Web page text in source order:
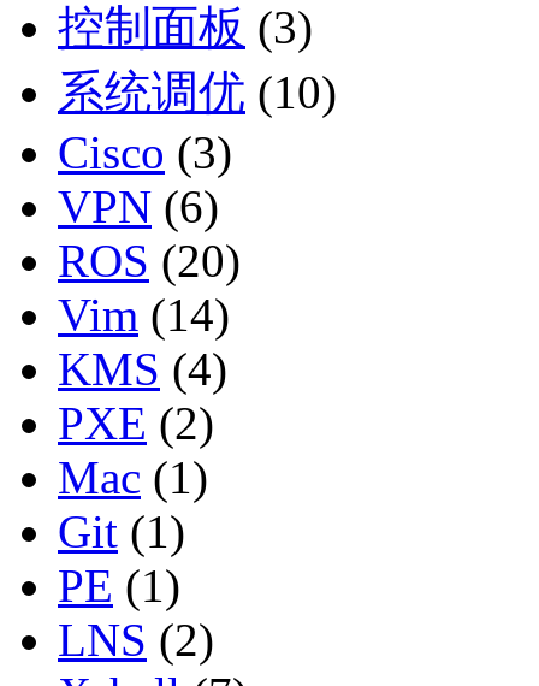
控制面板 (3)
系统调优 (10)
Cisco (3)
VPN (6)
ROS (20)
Vim (14)
KMS (4)
PXE (2)
Mac (1)
Git (1)
PE (1)
LNS (2)